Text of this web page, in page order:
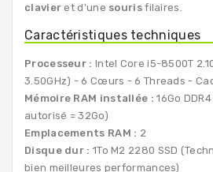
clavier et d'une sourisfilaires.
Caractéristiques techniques
Processeur : Intel Core i5-8500T
3.50GHz) - 6 Cœurs - 6 Threads -
Mémoire RAM installée :16Go
autorisé = 32Go)
Emplacements RAM : 2
Disque dur : 1To M2 2280 SSD
bien meilleures performances)